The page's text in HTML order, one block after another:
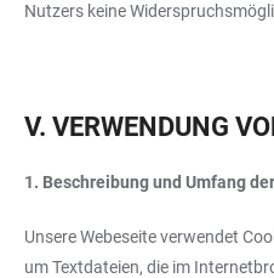
Nutzers keine
V. VERWENDUNG
1. Beschreibung und Umfang
Unsere Webeseite verwendet
um Textdateien, die im